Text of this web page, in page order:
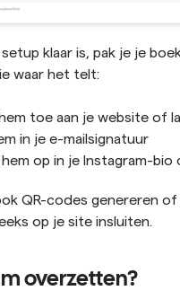
klaar is, pak je je
waar het telt:
toe aan je website of
in je e-mailsignatuur
hem op in je Instagram-
QR-codes genereren
op je site insluiten.
overzetten?